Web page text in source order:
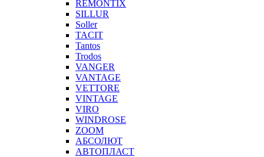
REMONTIX
SILLUR
Soller
TACIT
Tantos
Trodos
VANGER
VANTAGE
VETTORE
VINTAGE
VIRO
WINDROSE
ZOOM
АБСОЛЮТ
АВТОПЛАСТ